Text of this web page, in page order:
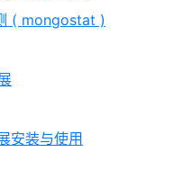
( mongostat )
安装与使用